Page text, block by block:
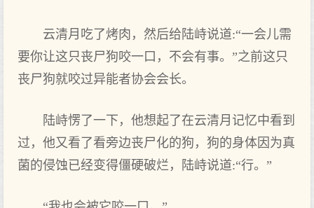
云清月吃了烤肉，然后给陆峙说道:“一会儿需
要你让这只丧尸狗咬一口，不会有事。”之前这只
丧尸狗就咬过异能者协会会长。
陆峙愣了一下，他想起了在云清月记忆中看到
过，他又看了看旁边丧尸化的狗，狗的身体因为真
菌的侵蚀已经变得僵硬破烂，陆峙说道:“行。”